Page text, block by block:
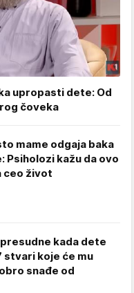
upropasti dete: Od
čoveka
mame odgaja baka
Psiholozi kažu da ovo
ceo život
kada dete
stvari koje će mu
snađe od